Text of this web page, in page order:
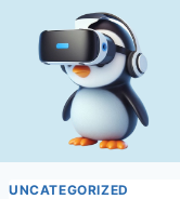
contenu
UNCATEGORIZED